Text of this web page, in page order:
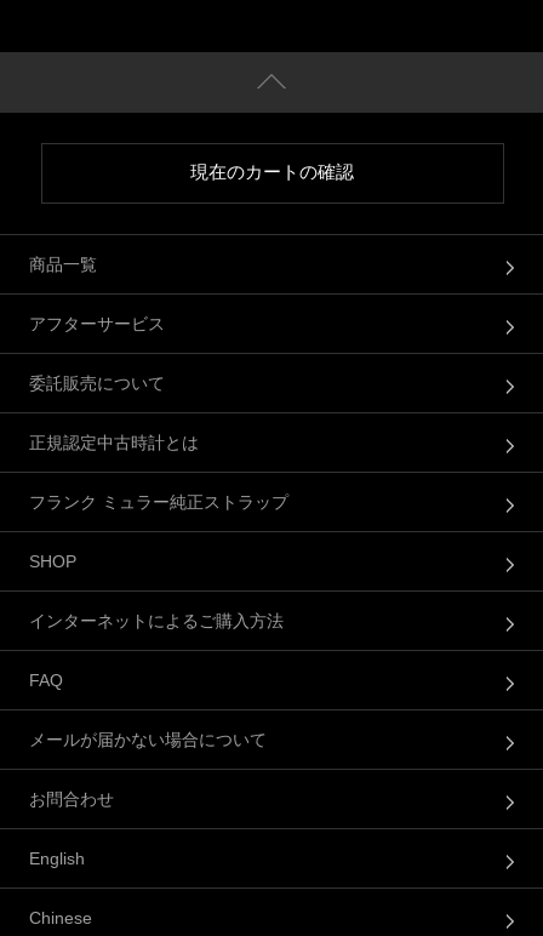
現在のカートの確認
商品一覧
アフターサービス
委託販売について
正規認定中古時計とは
フランク ミュラー純正ストラップ
SHOP
インターネットによるご購入方法
FAQ
メールが届かない場合について
お問合わせ
English
Chinese